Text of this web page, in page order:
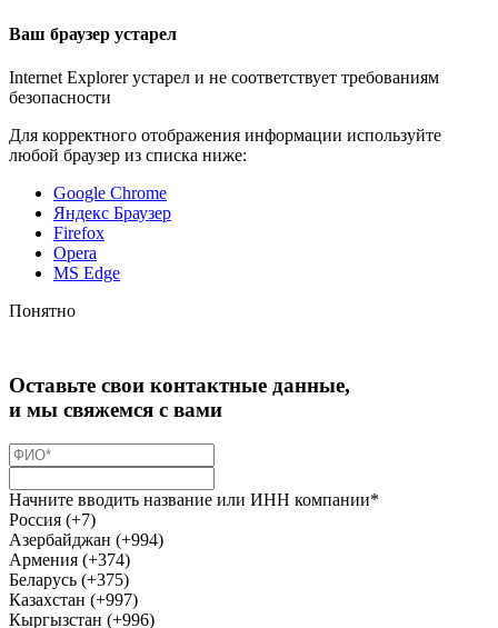
Ваш браузер устарел
Internet Explorer устарел и не соответствует требованиям
безопасности
Для корректного отображения информации используйте
любой браузер из списка ниже:
Google Chrome
Яндекс Браузер
Firefox
Opera
MS Edge
Понятно
Оставьте свои контактные данные,
и мы свяжемся с вами
Начните вводить название или ИНН компании*
Россия (+7)
Азербайджан (+994)
Армения (+374)
Беларусь (+375)
Казахстан (+997)
Кыргызстан (+996)